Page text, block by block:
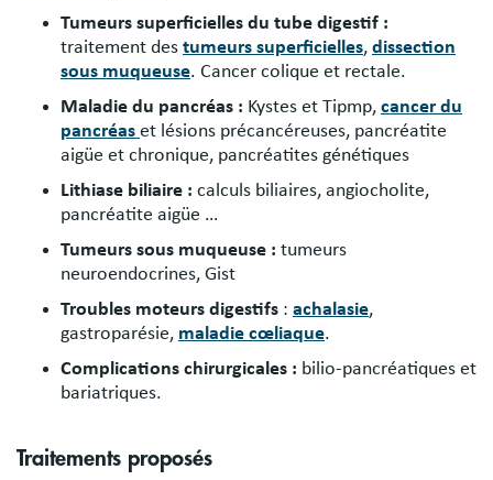
Tumeurs superficielles du tube digestif :
traitement des tumeurs superficielles, dissection
sous muqueuse. Cancer colique et rectale.
Maladie du pancréas : Kystes et Tipmp, cancer du
pancréas et lésions précancéreuses, pancréatite
aigüe et chronique, pancréatites génétiques
Lithiase biliaire : calculs biliaires, angiocholite,
pancréatite aigüe …
Tumeurs sous muqueuse : tumeurs
neuroendocrines, Gist
Troubles moteurs digestifs : achalasie,
gastroparésie, maladie cœliaque.
Complications chirurgicales : bilio-pancréatiques et
bariatriques.
Traitements proposés